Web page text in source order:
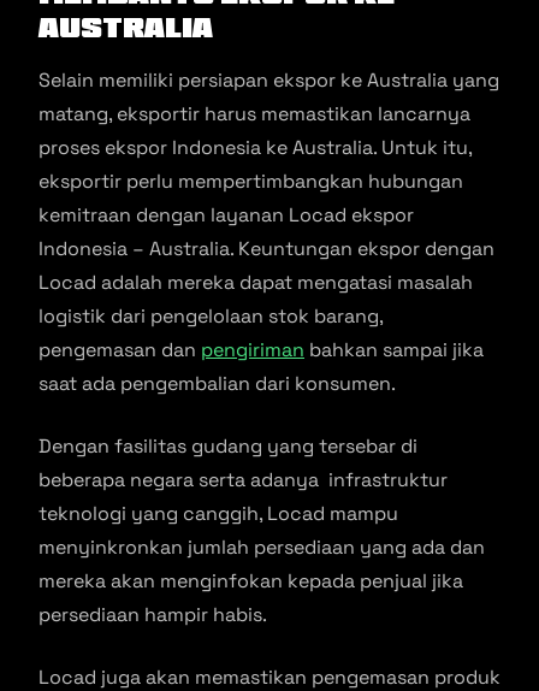
Australia
Selain memiliki persiapan ekspor ke Australia yang
matang, eksportir harus memastikan lancarnya
proses ekspor Indonesia ke Australia. Untuk itu,
eksportir perlu mempertimbangkan hubungan
kemitraan dengan layanan Locad ekspor
Indonesia – Australia. Keuntungan ekspor dengan
Locad adalah mereka dapat mengatasi masalah
logistik dari pengelolaan stok barang,
pengemasan dan pengiriman bahkan sampai jika
saat ada pengembalian dari konsumen.
Dengan fasilitas gudang yang tersebar di
beberapa negara serta adanya infrastruktur
teknologi yang canggih, Locad mampu
menyinkronkan jumlah persediaan yang ada dan
mereka akan menginfokan kepada penjual jika
persediaan hampir habis.
Locad juga akan memastikan pengemasan produk